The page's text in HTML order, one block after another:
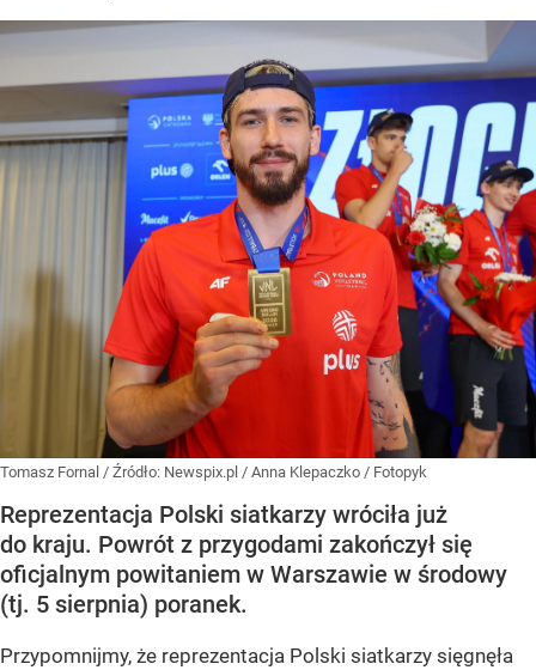
Tomasz Fornal / Źródło: Newspix.pl / Anna Klepaczko / Fotopyk
Reprezentacja Polski siatkarzy wróciła już
do kraju. Powrót z przygodami zakończył się
oficjalnym powitaniem w Warszawie w środowy
(tj. 5 sierpnia) poranek.
Przypomnijmy, że reprezentacja Polski siatkarzy sięgnęła